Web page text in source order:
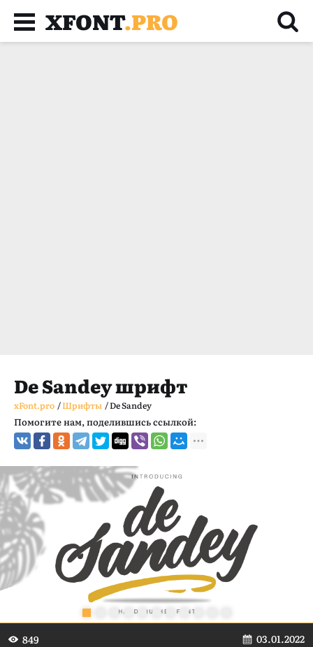
XFONT.PRO
De Sandey шрифт
xFont.pro /Шрифты /De Sandey
Помогите нам, поделившись ссылкой:
849 03.01.2022